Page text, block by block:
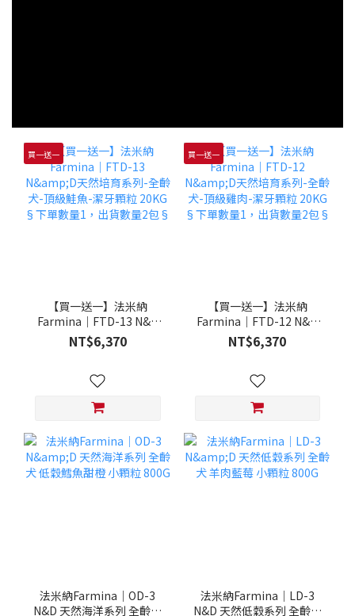
買一送一
【買一送一】法米納
Farmina｜FTD-13 N&D
天然培育系列-全齡犬-頂級
鮭魚-潔牙顆粒 20KG §下
NT$6,370
買一送一
【買一送一】法米納
Farmina｜FTD-12 N&D
天然培育系列-全齡犬-頂級
雞肉-潔牙顆粒 20KG §下
NT$6,370
法米納Farmina｜OD-3
N&D 天然海洋系列 全齡犬
法米納Farmina｜LD-3
N&D 天然低穀系列 全齡犬